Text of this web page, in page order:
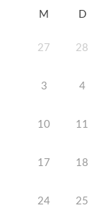
M D
27 28
3 4
10 11
17 18
24 25